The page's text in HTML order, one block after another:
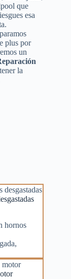
que
esa
plus por
un
la
hornos
,